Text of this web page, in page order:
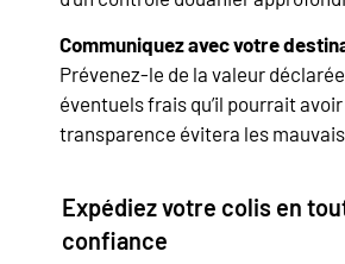
Communiquez avec votre
Prévenez-le de la valeur
éventuels frais qu’il pourrait
transparence évitera les
Expédiez votre colis en
confiance